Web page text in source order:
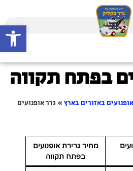
פתח
בפתח תקווה
באזורים בארץ » גרר אופנועים
מחיר גרירת אופנועים
בפתח תקווה